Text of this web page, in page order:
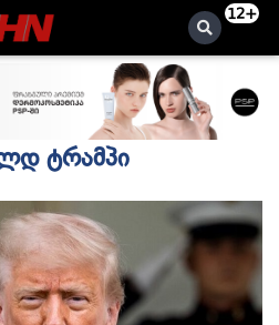
12+
ტრამპი